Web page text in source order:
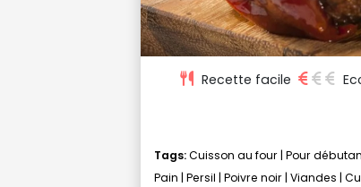
Recette facile
Tags:Cuisson au four | Pour
Pain | Persil | Poivre noir | Viandes |